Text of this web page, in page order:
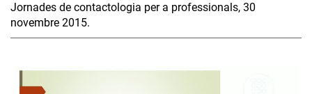
Jornades de contactologia per a professionals, 30
novembre 2015.